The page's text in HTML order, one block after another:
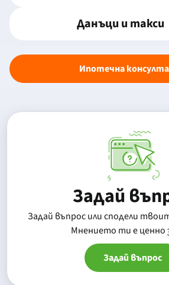
Данъци и такси
Ипотечна
Задай
Задай въпрос или сподели
Mнението ти е ценно
Задай въпрос